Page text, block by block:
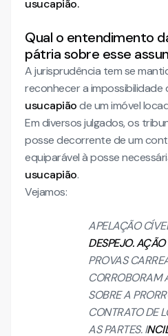
usucapião.
Qual o entendimento
pátria sobre esse
A jurisprudência tem se
reconhecer a impossibilidade
usucapiãode um imóvel
Em diversos julgados, os
posse decorrente de um
equiparável à posse
usucapião.
Vejamos:
APELAÇÃO
DESPEJO.
PROVAS
CORROBORAM
SOBRE A
CONTRATO DE
AS PARTES. I